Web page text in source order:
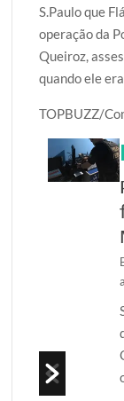
S.Paulo que
operação da
Queiroz,
quando ele
TOPBUZZ/